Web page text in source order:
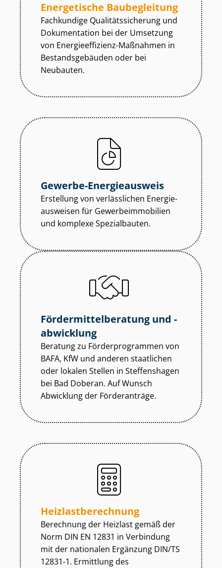
Energetische Baubegleitung
Fachkundige Qua­li­täts­si­che­rung und
Dokumentation bei der Umsetzung
von En­er­gie­ef­fi­zi­enz-Maßnahmen in
Be­stands­ge­bäu­den oder bei
Neubauten.
Gewerbe-Energieausweis
Erstellung von verlässlichen En­er­gie­
aus­wei­sen für Ge­wer­be­im­mo­bi­li­en
und komplexe Spezialbauten.
För­der­mit­tel­be­ra­tung und -
abwicklung
Beratung zu För­der­pro­gram­men von
BAFA, KfW und anderen staatlichen
oder lokalen Stellen in Steffenshagen
bei Bad Doberan. Auf Wunsch
Abwicklung der Förderanträge.
Heiz­last­be­rech­nung
Berechnung der Heizlast gemäß der
Norm DIN EN 12831 in Verbindung
mit der nationalen Ergänzung DIN/TS
12831-1. Ermittlung des